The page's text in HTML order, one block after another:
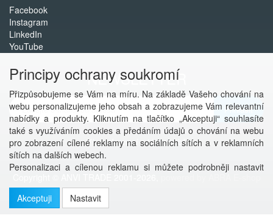
Facebook
Instagram
LinkedIn
YouTube
NEWSLETTER
Přihlásit
Více informací o této službě
Principy ochrany soukromí
Přizpůsobujeme se Vám na míru. Na základě Vašeho chování na
webu personalizujeme jeho obsah a zobrazujeme Vám relevantní
nabídky a produkty. Kliknutím na tlačítko „Akceptuji“ souhlasíte
také s využíváním cookies a předáním údajů o chování na webu
pro zobrazení cílené reklamy na sociálních sítích a v reklamních
sítích na dalších webech.
Personalizaci a cílenou reklamu si můžete podrobněji nastavit
Akceptuji
Nastavit